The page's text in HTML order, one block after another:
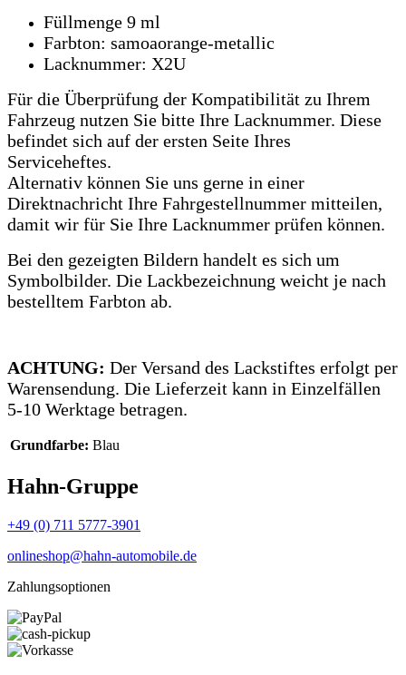
Füllmenge 9 ml
Farbton: samoaorange-metallic
Lacknummer: X2U
Für die Überprüfung der Kompatibilität zu Ihrem
Fahrzeug nutzen Sie bitte Ihre Lacknummer. Diese
befindet sich auf der ersten Seite Ihres
Serviceheftes.
Alternativ können Sie uns gerne in einer
Direktnachricht Ihre Fahrgestellnummer mitteilen,
damit wir für Sie Ihre Lacknummer prüfen können.
Bei den gezeigten Bildern handelt es sich um
Symbolbilder. Die Lackbezeichnung weicht je nach
bestelltem Farbton ab.
ACHTUNG: Der Versand des Lackstiftes erfolgt per
Warensendung. Die Lieferzeit kann in Einzelfällen
5-10 Werktage betragen.
Grundfarbe: Blau
Hahn-Gruppe
+49 (0) 711 5777-3901
onlineshop@hahn-automobile.de
Zahlungsoptionen